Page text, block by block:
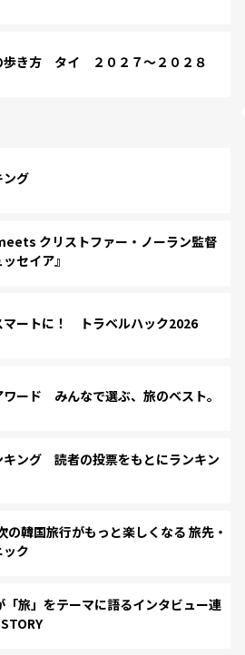
き方 タイ ２０２７～２０２８
ング
クリストファー・ノーラン監督
セイア』
マートに！ トラベルハック2026
ード みんなで選ぶ、旅のベスト。
キング 読者の投票をもとにランキン
韓国旅行がもっと楽しくなる 旅先・
ク
「旅」をテーマに語るインタビュー連